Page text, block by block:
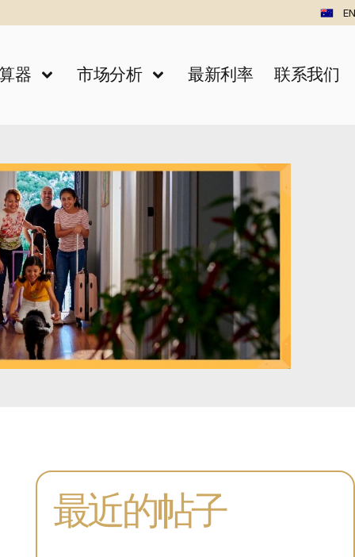
EN
器 市场分析 最新利率 联系我们
最近的帖子